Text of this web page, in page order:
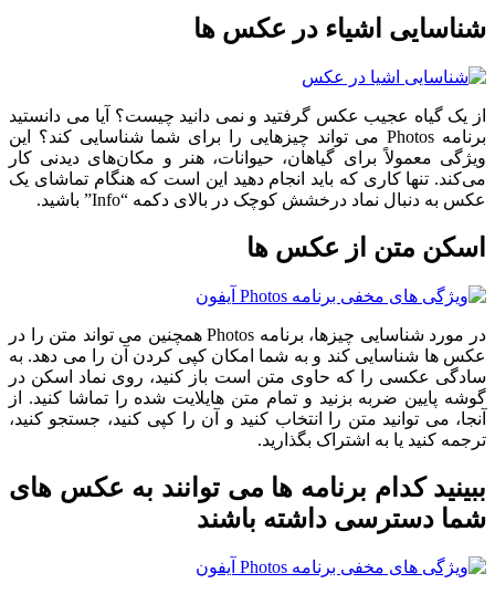
شناسایی اشیاء در عکس ها
از یک گیاه عجیب عکس گرفتید و نمی دانید چیست؟ آیا می دانستید
برنامه Photos می تواند چیزهایی را برای شما شناسایی کند؟ این
ویژگی معمولاً برای گیاهان، حیوانات، هنر و مکان‌های دیدنی کار
می‌کند. تنها کاری که باید انجام دهید این است که هنگام تماشای یک
عکس به دنبال نماد درخشش کوچک در بالای دکمه “Info” باشید.
اسکن متن از عکس ها
در مورد شناسایی چیزها، برنامه Photos همچنین می تواند متن را در
عکس ها شناسایی کند و به شما امکان کپی کردن آن را می دهد. به
سادگی عکسی را که حاوی متن است باز کنید، روی نماد اسکن در
گوشه پایین ضربه بزنید و تمام متن هایلایت شده را تماشا کنید. از
آنجا، می توانید متن را انتخاب کنید و آن را کپی کنید، جستجو کنید،
ترجمه کنید یا به اشتراک بگذارید.
ببینید کدام برنامه ها می توانند به عکس های
شما دسترسی داشته باشند